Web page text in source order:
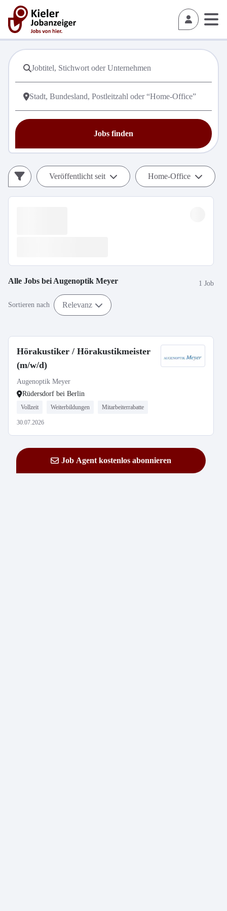
Jobs finden
Veröffentlicht seit Home-Office
Alle Jobs bei Augenoptik Meyer 1 Job
Sortieren nach Relevanz
Hörakustiker / Hörakustikmeister
(m/w/d)
Augenoptik Meyer
Rüdersdorf bei Berlin
Vollzeit Weiterbildungen Mitarbeiterrabatte
30.07.2026
Job Agent kostenlos abonnieren